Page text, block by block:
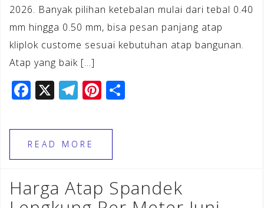
2026. Banyak pilihan ketebalan mulai dari tebal 0.40
mm hingga 0.50 mm, bisa pesan panjang atap
kliplok custome sesuai kebutuhan atap bangunan.
Atap yang baik […]
F
c
e
b
o
X T
e
gr
a
m
Pi
te
e
st
READ MORE
Harga Atap Spandek